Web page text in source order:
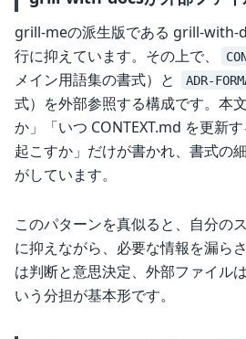
grill-meの派生版である grill-with-
行に抑えています。その上で、
メイン用語集の書式）と
ADR-
式）を外部参照する構成です。本
か」「いつ CONTEXT.md を更新
起こすか」だけが書かれ、書式の
がしています。
このパターンを真似ると、自分の
に抑えながら、必要な情報を漏ら
は判断と意思決定、外部ファイル
いう分担が基本形です。